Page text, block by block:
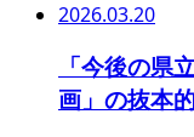
2026.03.20
「今後の県
画」の抜本